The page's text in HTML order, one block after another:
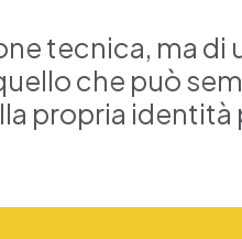
tecnica, ma
che può
propria identità